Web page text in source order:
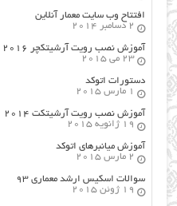
افتتاح وب سایت معمار آنلاین
2 دسامبر 2014
آموزش نصب رویت آرشیتکچر ۲۰۱۶
23 می 2015
دستورات اتوکد
1 مارس 2015
آموزش نصب رویت آرشیتکت ۲۰۱۴
19 ژانویه 2015
آموزش میانبرهای اتوکد
2 مارس 2015
سوالات اسکیس ارشد معماری ۹۳
19 ژوئن 2015